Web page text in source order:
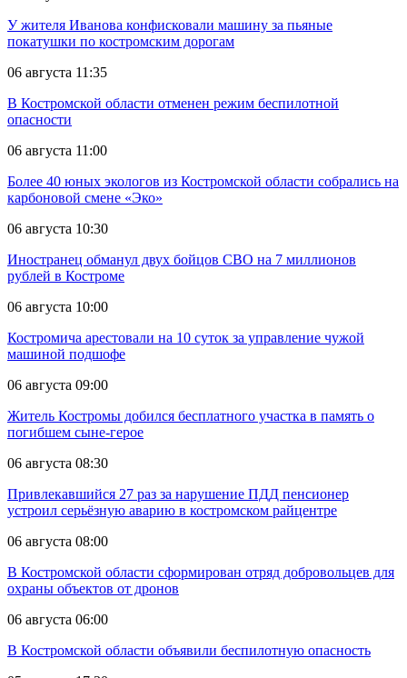
У жителя Иванова конфисковали машину за пьяные
покатушки по костромским дорогам
06 августа 11:35
В Костромской области отменен режим беспилотной
опасности
06 августа 11:00
Более 40 юных экологов из Костромской области собрались на
карбоновой смене «Эко»
06 августа 10:30
Иностранец обманул двух бойцов СВО на 7 миллионов
рублей в Костроме
06 августа 10:00
Костромича арестовали на 10 суток за управление чужой
машиной подшофе
06 августа 09:00
Житель Костромы добился бесплатного участка в память о
погибшем сыне-герое
06 августа 08:30
Привлекавшийся 27 раз за нарушение ПДД пенсионер
устроил серьёзную аварию в костромском райцентре
06 августа 08:00
В Костромской области сформирован отряд добровольцев для
охраны объектов от дронов
06 августа 06:00
В Костромской области объявили беспилотную опасность